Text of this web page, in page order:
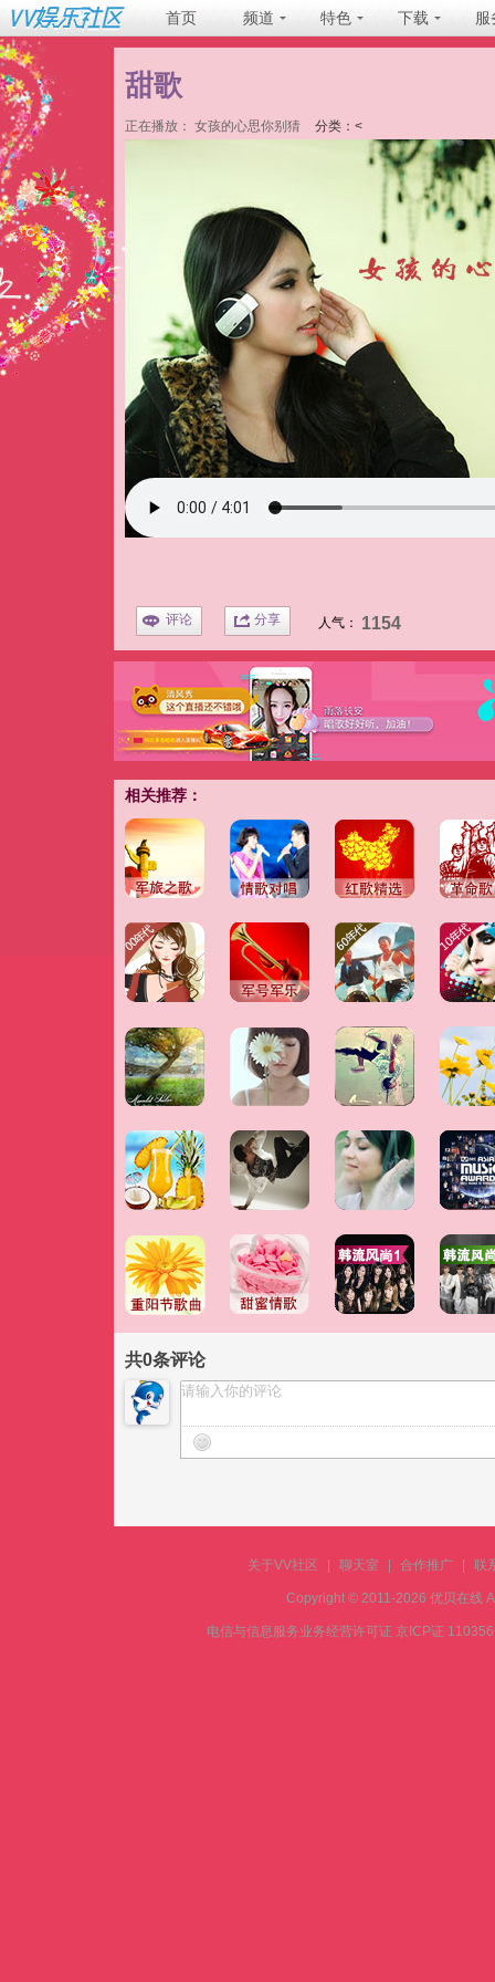
首页 频道 特色 下载 服
甜歌
正在播放： 女孩的心思你别猜 分类：<
评论 分享 人气： 1154
相关推荐：
共0条评论
关于VV社区 聊天室 合作推广 联
Copyright © 2011-2026 优贝在线
电信与信息服务业务经营许可证 京ICP证